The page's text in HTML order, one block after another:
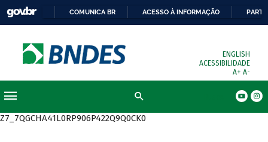
COMUNICA BR ACESSO À INFORMAÇÃO
ENGLISH
ACESSIBILIDADE
A+ A-
Z7_7QGCHA41L0RP906P422Q9Q0CK0